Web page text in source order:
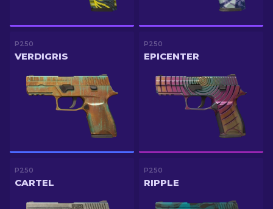
P250
VERDIGRIS
P250
EPICENTER
P250
CARTEL
P250
RIPPLE